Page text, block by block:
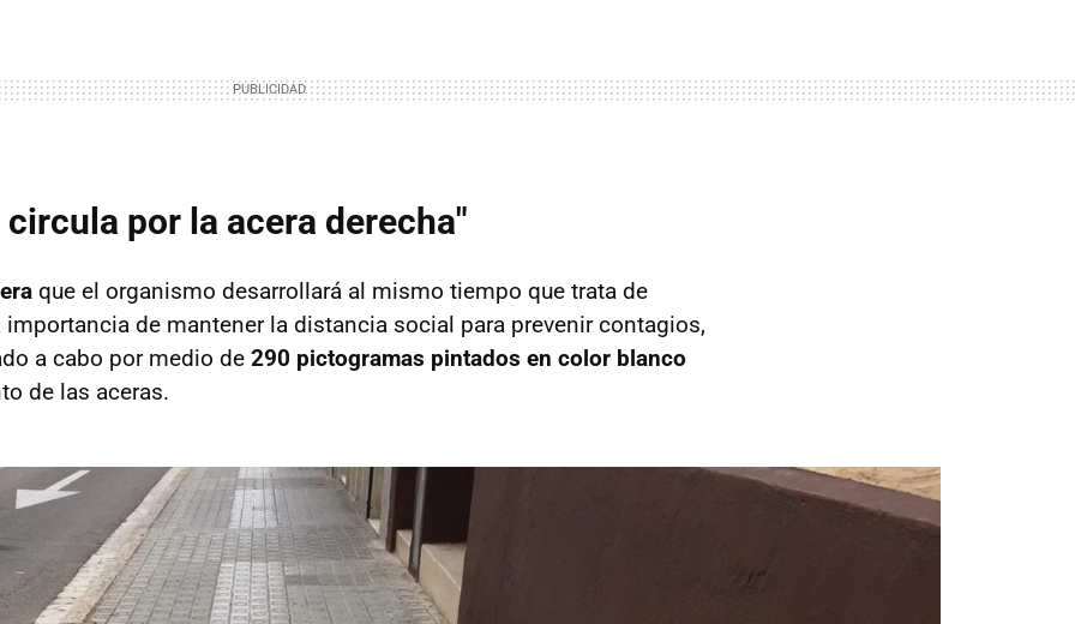
por la acera derecha"
que el organismo desarrollará al mismo tiempo que trata de
de mantener la distancia social para prevenir contagios,
a cabo por medio de 290 pictogramas pintados en color blanco
de las aceras.